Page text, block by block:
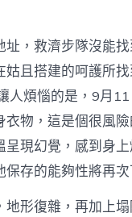
址，救濟步隊沒能
姑且搭建的呵護所
人煩惱的是，9月
衣物，這是個很風
呈現幻覺，感到身
存的能夠性將再次
地形復雜，再加上